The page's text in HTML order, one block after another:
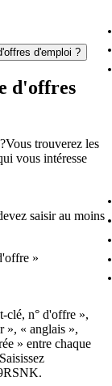
d'emploi ?
d'offres
Vous trouverez les
vous intéresse
saisir au moins
»
clé, n° d'offre »,
», « anglais »,
» entre chaque